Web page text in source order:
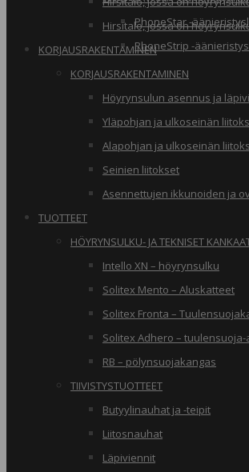
PhoneStar -
PhoneStrip -
Hirsitalo, jossa on
KORJAUSRAKENTAMINEN
KORJAUSRAKENTAMINEN
Höyrynsulun asennus ja
Yläpohjan ja ulkoseinän
Alapohjan ja ulkoseinän
Seinien liitokset
Asennettujen ikkunoiden ja
TUOTTEET
HÖYRYNSULKU- JA TEKNISET
Intello XN – höyrynsulku
Solitex Mento – Aluskatteet
Solitex Fronta –
Solitex Adhero –
RB – pölynsuojakangas
TIIVISTYSTUOTTEET
Butyylinauhat ja -teipit
Liitosnauhat
Läpiviennit